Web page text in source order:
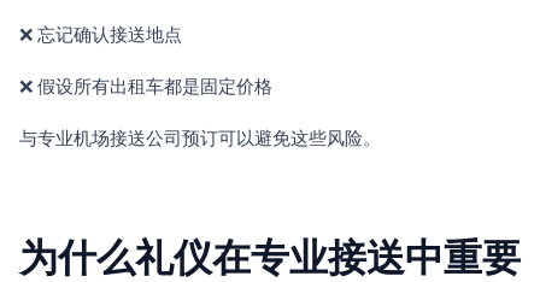
❌ 忘记确认接送地点
❌ 假设所有出租车都是固定价格
与专业机场接送公司预订可以避免这些风险。
为什么礼仪在专业接送中重要